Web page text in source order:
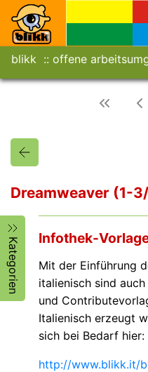
blikk offene
Dreamweaver (1-
Kategorien Infothek-
Mit der Einführung
italienisch sind
und
Italienisch erzeugt
sich bei Bedarf hier:
http://www.blikk.it/